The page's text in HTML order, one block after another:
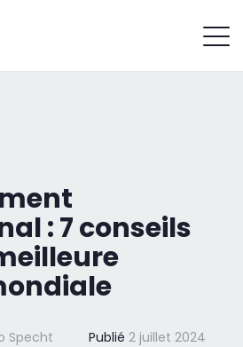
: 7 conseils
Specht Publié 2 juillet 2024